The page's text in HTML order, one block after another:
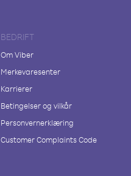
BEDRIFT
Om Viber
Merkevaresenter
Karrierer
Betingelser og vilkår
Personvernerklæring
Customer Complaints Code